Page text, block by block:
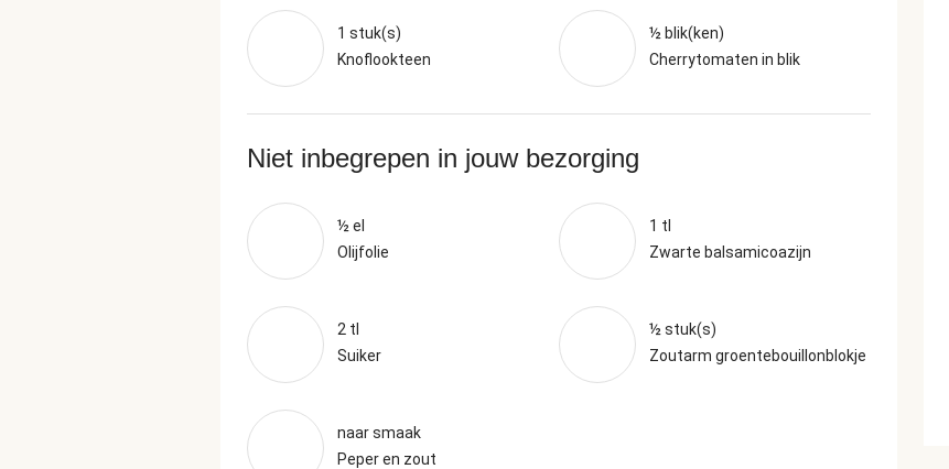
1 stuk(s)
Knoflookteen
½ blik(ken)
Cherrytomaten in blik
Niet inbegrepen in jouw bezorging
½ el
Olijfolie
1 tl
Zwarte balsamicoazijn
2 tl
Suiker
½ stuk(s)
Zoutarm groentebouillonblokje
naar smaak
Peper en zout